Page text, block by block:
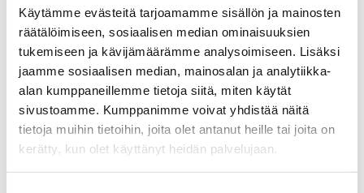
Käytämme evästeitä tarjoamamme sisällön ja mainosten
räätälöimiseen, sosiaalisen median ominaisuuksien
tukemiseen ja kävijämäärämme analysoimiseen. Lisäksi
jaamme sosiaalisen median, mainosalan ja analytiikka-
alan kumppaneillemme tietoja siitä, miten käytät
sivustoamme. Kumppanimme voivat yhdistää näitä
tietoja muihin tietoihin, joita olet antanut heille tai joita on
kerätty, kun olet käyttänyt heidän palvelujaan.
EU:n turvallisuuspolitiikka on myös osa
talouspolitiikkaa
Ukraina taistelee Venäjää vastaan koko Euroopan
puolesta. On erittäin tärkeää koko Euroopan
turvallisuuden kannalta, että EU:n yhteinen ja EU-maiden